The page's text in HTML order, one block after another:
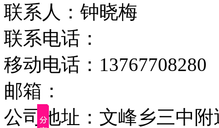
联系人：钟晓梅
联系电话：
移动电话：13767708280
邮箱：
公司地址：文峰乡三中